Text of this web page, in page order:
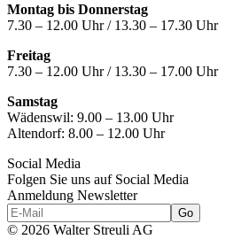
Montag bis Donnerstag
7.30 – 12.00 Uhr / 13.30 – 17.30 Uhr
Freitag
7.30 – 12.00 Uhr / 13.30 – 17.00 Uhr
Samstag
Wädenswil: 9.00 – 13.00 Uhr
Altendorf: 8.00 – 12.00 Uhr
Social Media
Folgen Sie uns auf Social Media
Anmeldung Newsletter
© 2026 Walter Streuli AG